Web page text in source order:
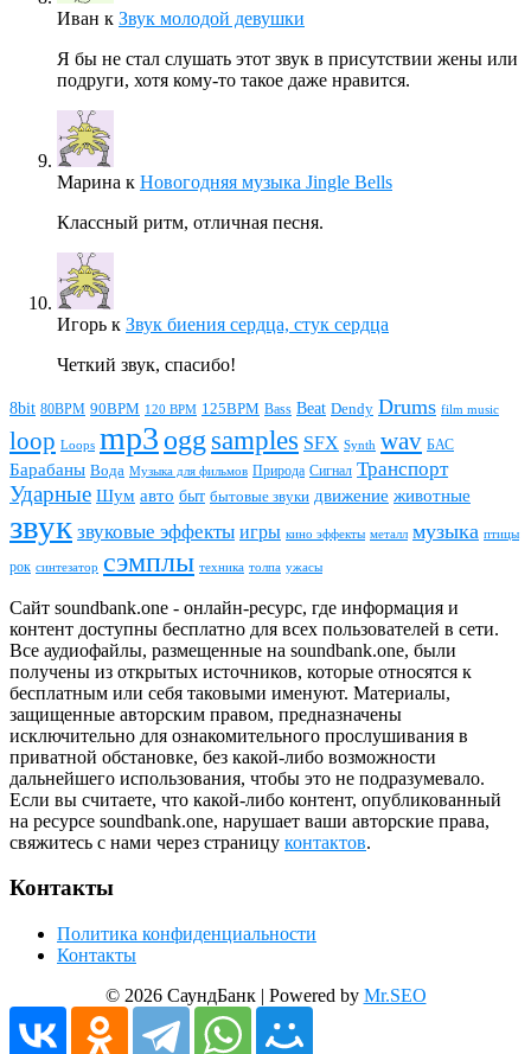
Иван к Звук молодой девушки
Я бы не стал слушать этот звук в присутствии жены или
подруги, хотя кому-то такое даже нравится.
Марина к Новогодняя музыка Jingle Bells
Классный ритм, отличная песня.
Игорь к Звук биения сердца, стук сердца
Четкий звук, спасибо!
8bit 80BPM 90BPM 120 BPM 125BPM Bass Beat Dendy Drums film music
loop Loops mp3 ogg samples SFX Synth wav БАС
Барабаны Вода Музыка для фильмов Природа Сигнал Транспорт
Ударные Шум авто быт бытовые звуки движение животные
звук звуковые эффекты игры кино эффекты металл музыка птицы
рок синтезатор сэмплы техника толпа ужасы
Сайт soundbank.one - онлайн-ресурс, где информация и
контент доступны бесплатно для всех пользователей в сети.
Все аудиофайлы, размещенные на soundbank.one, были
получены из открытых источников, которые относятся к
бесплатным или себя таковыми именуют. Материалы,
защищенные авторским правом, предназначены
исключительно для ознакомительного прослушивания в
приватной обстановке, без какой-либо возможности
дальнейшего использования, чтобы это не подразумевало.
Если вы считаете, что какой-либо контент, опубликованный
на ресурсе soundbank.one, нарушает ваши авторские права,
свяжитесь с нами через страницу контактов.
Контакты
Политика конфиденциальности
Контакты
© 2026 СаундБанк | Powered by Mr.SEO